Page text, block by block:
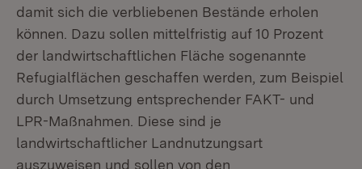
damit sich die verbliebenen Bestände erholen
können. Dazu sollen mittelfristig auf 10 Prozent
der landwirtschaftlichen Fläche sogenannte
Refugialflächen geschaffen werden, zum Beispiel
durch Umsetzung entsprechender FAKT- und
LPR-Maßnahmen. Diese sind je
landwirtschaftlicher Landnutzungsart
auszuweisen und sollen von den